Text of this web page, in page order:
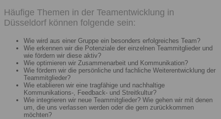
Häufige Themen in der Teamentwicklung in
Düsseldorf können folgende sein:
Wie wird aus einer Gruppe ein besonders erfolgreiches Team?
Wie erkennen wir die Potenziale der einzelnen Teammitglieder und
wie fördern wir diese aktiv?
Wie optimieren wir Zusammenarbeit und Kommunikation?
Wie fördern wir die persönliche und fachliche Weiterentwicklung der
Teammitglieder?
Wie etablieren wir eine tragfähige und nachhaltige
Kommunikations-, Feedback- und Streitkultur?
Wie integrieren wir neue Teammitglieder? Wie gehen wir mit denen
um, die uns verlassen werden oder die gern zurückkommen
möchten?